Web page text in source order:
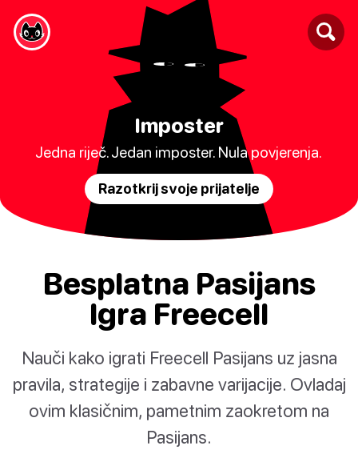
Imposter
Jedna riječ. Jedan imposter. Nula povjerenja.
Razotkrij svoje prijatelje
Besplatna Pasijans
Igra Freecell
Nauči kako igrati Freecell Pasijans uz jasna
pravila, strategije i zabavne varijacije. Ovladaj
ovim klasičnim, pametnim zaokretom na
Pasijans.